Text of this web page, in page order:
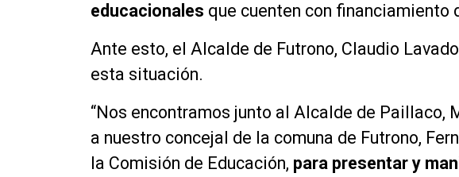
educacionales que cuenten con financiamiento
Ante esto, el Alcalde de Futrono, Claudio
esta situación.
“Nos encontramos junto al Alcalde de Paillaco,
a nuestro concejal de la comuna de Futrono,
la Comisión de Educación, para presentar y